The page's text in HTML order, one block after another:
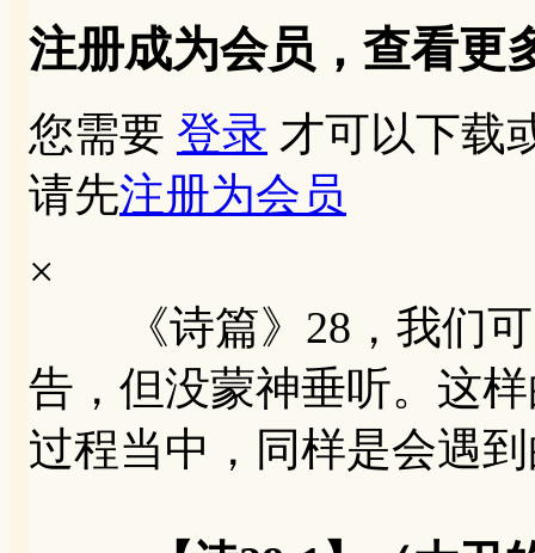
注册成为会员，查看更
您需要 登录 才可以下载
请先注册为会员
×
《诗篇》28，我们可
告，但没蒙神垂听。这
过程当中，同样是会遇